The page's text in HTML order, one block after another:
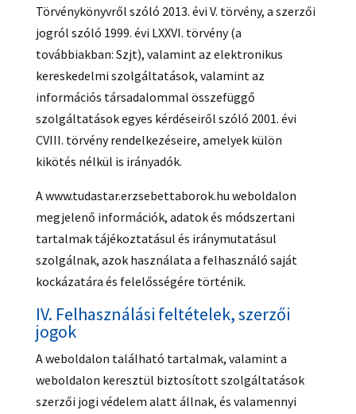
Törvénykönyvről szóló 2013. évi V. törvény, a szerzői
jogról szóló 1999. évi LXXVI. törvény (a
továbbiakban: Szjt), valamint az elektronikus
kereskedelmi szolgáltatások, valamint az
információs társadalommal összefüggő
szolgáltatások egyes kérdéseiről szóló 2001. évi
CVIII. törvény rendelkezéseire, amelyek külön
kikötés nélkül is irányadók.
A www.tudastar.erzsebettaborok.hu weboldalon
megjelenő információk, adatok és módszertani
tartalmak tájékoztatásul és iránymutatásul
szolgálnak, azok használata a felhasználó saját
kockázatára és felelősségére történik.
IV. Felhasználási feltételek, szerzői
jogok
A weboldalon található tartalmak, valamint a
weboldalon keresztül biztosított szolgáltatások
szerzői jogi védelem alatt állnak, és valamennyi